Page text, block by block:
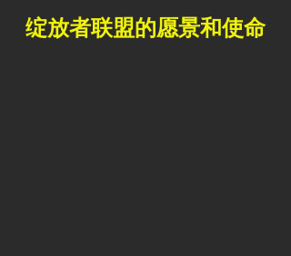
绽放者联盟的愿景和使命